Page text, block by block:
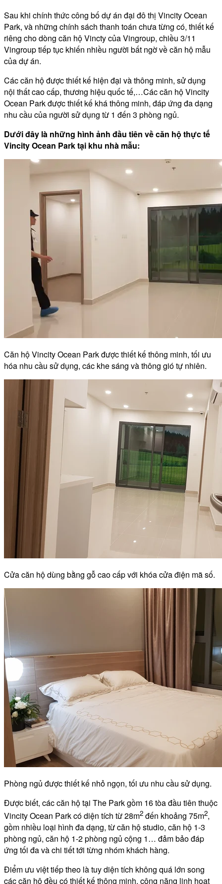
Sau khi chính thức công bố dự án đại đô thị Vincity Ocean
Park, và những chính sách thanh toán chưa từng có, thiết kế
riêng cho dòng căn hộ Vincty của Vingroup, chiều 3/11
Vingroup tiếp tục khiến nhiều người bất ngờ về căn hộ mẫu
của dự án.
Các căn hộ được thiết kế hiện đại và thông minh, sử dụng
nội thất cao cấp, thương hiệu quốc tế,…Các căn hộ Vincity
Ocean Park được thiết kế khá thông minh, đáp ứng đa dạng
nhu cầu của người sử dụng từ 1 đến 3 phòng ngủ.
Dưới đây là những hình ảnh đầu tiên về căn hộ thực tế
Vincity Ocean Park tại khu nhà mẫu:
Căn hộ Vincity Ocean Park được thiết kế thông minh, tối ưu
hóa nhu cầu sử dụng, các khe sáng và thông gió tự nhiên.
Cửa căn hộ dùng bằng gỗ cao cấp với khóa cửa điện mã số.
Phòng ngủ được thiết kế nhỏ ngọn, tối ưu nhu cầu sử dụng.
Được biết, các căn hộ tại The Park gồm 16 tòa đầu tiên thuộc
Vincity Ocean Park có diện tích từ 28m2 đến khoảng 75m2,
gồm nhiều loại hình đa dạng, từ căn hộ studio, căn hộ 1-3
phòng ngủ, căn hộ 1-2 phòng ngủ cộng 1… đảm bảo đáp
ứng tối đa và chi tiết tới từng nhóm khách hàng.
Điểm ưu việt tiếp theo là tuy diện tích không quá lớn song
các căn hộ đều có thiết kế thông minh, công năng linh hoạt